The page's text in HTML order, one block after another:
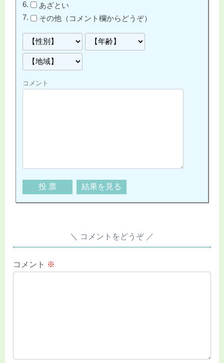
あざとい
その他（コメント欄からどうぞ）
コメント
コメントをどうぞ
コメント ※